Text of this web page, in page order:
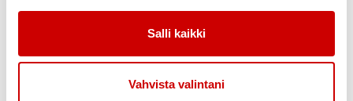
Salli kaikki
Vahvista valintani
Link to facebook
Link to twitterLink to instagram
Tukea